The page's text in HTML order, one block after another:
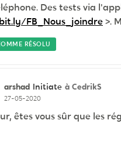
Des tests via
FB_Nous_joindre>.
RÉSOLU
arshad Initiate à CedrikS
27-05-2020
êtes vous sûr que les